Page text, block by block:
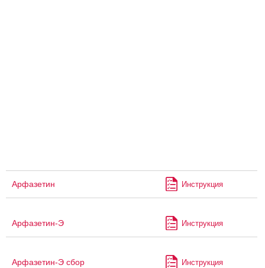
Арфазетин Инструкция
Арфазетин-Э Инструкция
Арфазетин-Э сбор Инструкция